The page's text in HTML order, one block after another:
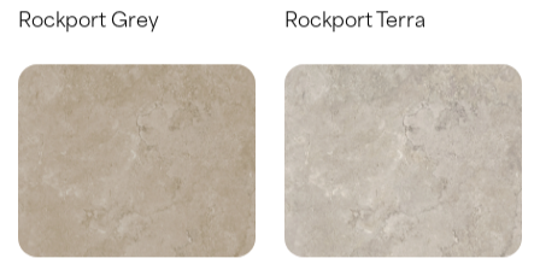
Rockport Grey Rockport Terra